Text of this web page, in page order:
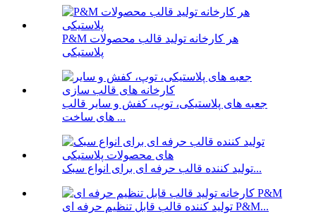
P&M هر کارخانه تولید قالب محصولات
پلاستیکی
جعبه های پلاستیکی، توپ، کفش و سایر قالب
های ساخت ...
تولید کننده قالب حرفه ای برای انواع سبک...
تولید کننده قالب قابل تنظیم حرفه ای P&M...